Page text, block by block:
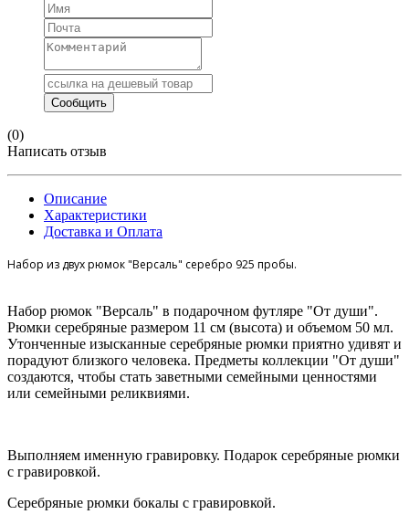
(0)
Написать отзыв
Описание
Характеристики
Доставка и Оплата
Набор из двух рюмок "Версаль" серебро 925 пробы.
Набор рюмок "Версаль" в подарочном футляре "От души".
Рюмки серебряные размером 11 см (высота) и объемом 50 мл.
Утонченные изысканные серебряные рюмки приятно удивят и
порадуют близкого человека. Предметы коллекции "От души"
создаются, чтобы стать заветными семейными ценностями
или семейными реликвиями.
Выполняем именную гравировку. Подарок серебряные рюмки
с гравировкой.
Серебряные рюмки бокалы с гравировкой.